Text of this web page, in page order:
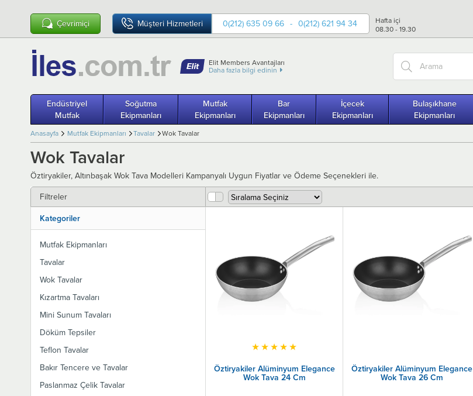
Çevrimiçi Müşteri Hizmetleri 0(212) 635 09 66 - 0(212) 621 94 34
Hafta içi
08.30 - 19.30
Elit Members Avantajları
Daha fazla bilgi edinin
Endüstriyel
Mutfak
Soğutma
Ekipmanları
Mutfak
Ekipmanları
Bar
Ekipmanları
İçecek
Ekipmanları
Bulaşıkhane
Ekipmanları
Anasayfa Mutfak Ekipmanları Tavalar Wok Tavalar
Wok Tavalar
Öztiryakiler, Altınbaşak Wok Tava Modelleri Kampanyalı Uygun Fiyatlar ve Ödeme Seçenekleri ile.
Filtreler
Kategoriler
Mutfak Ekipmanları
Tavalar
Wok Tavalar
Kızartma Tavaları
Mini Sunum Tavaları
Döküm Tepsiler
Teflon Tavalar
Bakır Tencere ve Tavalar
Paslanmaz Çelik Tavalar
Öztiryakiler Alüminyum Elegance
Wok Tava 24 Cm
★★★★★
Öztiryakiler Alüminyum Elegance
Wok Tava 26 Cm